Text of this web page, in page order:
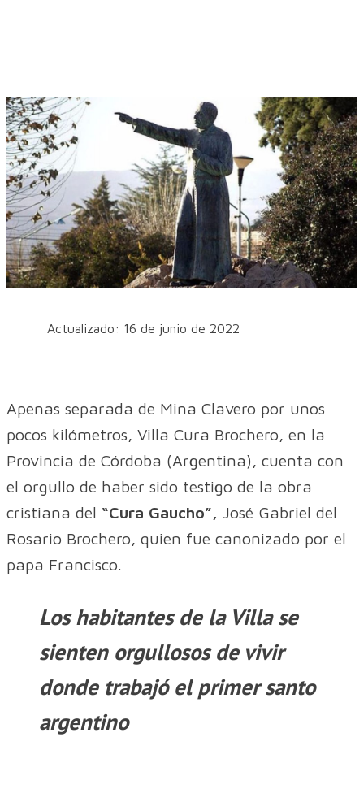
Actualizado: 16 de junio de 2022
Apenas separada de Mina Clavero por unos
pocos kilómetros, Villa Cura Brochero, en la
Provincia de Córdoba (Argentina), cuenta con
el orgullo de haber sido testigo de la obra
cristiana del “Cura Gaucho”, José Gabriel del
Rosario Brochero, quien fue canonizado por el
papa Francisco.
Los habitantes de la Villa se
sienten orgullosos de vivir
donde trabajó el primer santo
argentino